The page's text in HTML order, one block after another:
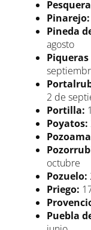
Pinarejo:
Pineda
agosto
2 de
Portilla:
Poyatos:
octubre
Pozuelo:
Priego:
Puebla